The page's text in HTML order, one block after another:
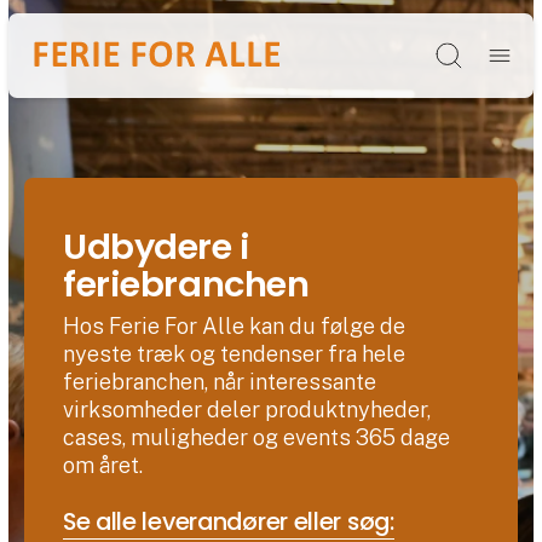
Søg
Udbydere i
feriebranchen
Hos Ferie For Alle kan du følge de
nyeste træk og tendenser fra hele
feriebranchen, når interessante
virksomheder deler produktnyheder,
cases, muligheder og events 365 dage
om året.
Se alle leverandører eller søg: